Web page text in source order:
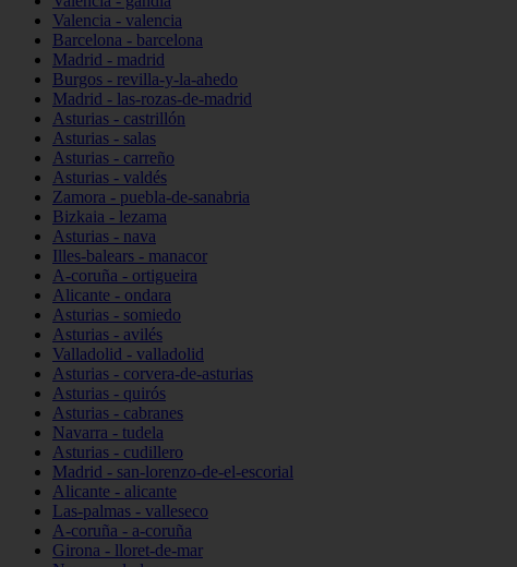
Valencia - valencia
Barcelona - barcelona
Madrid - madrid
Burgos - revilla-y-la-ahedo
Madrid - las-rozas-de-madrid
Asturias - castrillón
Asturias - salas
Asturias - carreño
Asturias - valdés
Zamora - puebla-de-sanabria
Bizkaia - lezama
Asturias - nava
Illes-balears - manacor
A-coruña - ortigueira
Alicante - ondara
Asturias - somiedo
Asturias - avilés
Valladolid - valladolid
Asturias - corvera-de-asturias
Asturias - quirós
Asturias - cabranes
Navarra - tudela
Asturias - cudillero
Madrid - san-lorenzo-de-el-escorial
Alicante - alicante
Las-palmas - valleseco
A-coruña - a-coruña
Girona - lloret-de-mar